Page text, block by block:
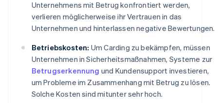
Unternehmens mit Betrug konfrontiert werden,
verlieren möglicherweise ihr Vertrauen in das
Unternehmen und hinterlassen negative Bewertungen.
Betriebskosten: Um Carding zu bekämpfen, müssen
Unternehmen in Sicherheitsmaßnahmen, Systeme zur
Betrugserkennung und Kundensupport investieren,
um Probleme im Zusammenhang mit Betrug zu lösen.
Solche Kosten sind mitunter sehr hoch.